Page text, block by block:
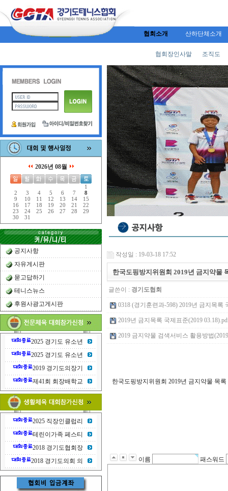
협회소개 산하단체소개
협회장인사말 조직도
2026년 08월
1
2
3 4 5 6 7
8
9
10 11 12 13 14
15
16
17 18 19 20 21
22
23
24 25 26 27 28
29
30
31
공지사항
자유게시판
묻고답하기
테니스뉴스
후원사광고게시판
2025 경기도 유소년
2025 경기도 유소년
2019 경기도의장기
제41회 회장배학교
2025 직장인클럽리
테린이가족 페스티
2018 경기도협회장
2018 경기도의회 의
작성일 : 19-03-18 17:52
한국도핑방지위원회 2019년 금지약물
글쓴이 : 경기도협회
0318 (경기훈련과-598) 2019년 금지목록
2019년 금지목록 국제표준(2019
2019 금지약물 검색서비스 활용방법
한국도핑방지위원회 2019년 금지약물 목
이름 패스워드